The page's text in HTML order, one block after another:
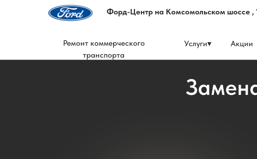
Услуги▾ Акции
Ремонт коммерческого
транспорта
Форд-Центр на Комсомольском шоссе ,